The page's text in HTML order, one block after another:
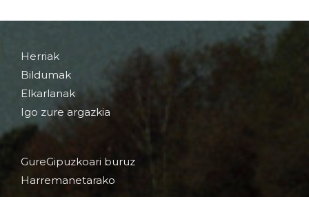
Herriak
Bildumak
Elkarlanak
Igo zure argazkia
GureGipuzkoari buruz
Harremanetarako